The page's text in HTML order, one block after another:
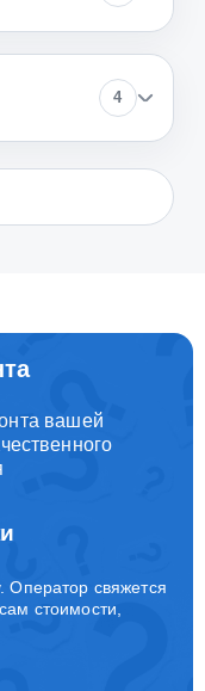
4
вашей
Оператор свяжется
стоимости,